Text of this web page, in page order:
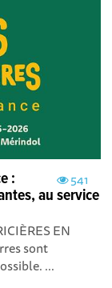
541
:
au service
EN
sont
...